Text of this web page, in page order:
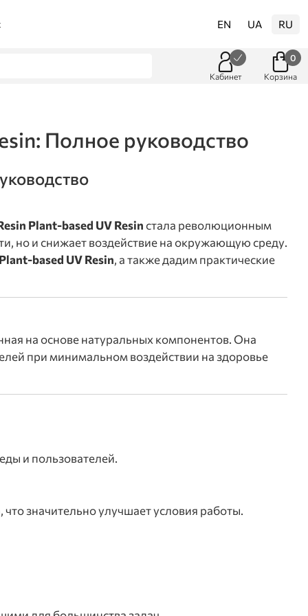
EN UA RU
Кабинет Корзина
0
Полное руководство
Plant-based UV Resinстала революционным
но и снижает воздействие на окружающую среду.
based UV Resin, а также дадим практические
на основе натуральных компонентов. Она
при минимальном воздействии на здоровье
и пользователей.
значительно улучшает условия работы.